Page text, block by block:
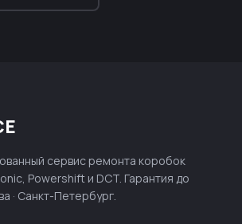
сервис ремонта коробок
Powershift и DCT. Гарантия до
· Санкт-Петербург.